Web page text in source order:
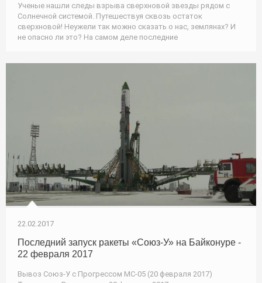
Ученые нашли следы взрыва сверхновой звезды рядом с
Солнечной системой. Путешествуя сквозь остаток
сверхновой! Неужели так можно сказать о нас, землянах? И
не опасно ли это? На самом деле последние
22.02.2017
Последний запуск ракеты «Союз-У» на Байконуре -
22 февраля 2017
Вывоз Союз-У с Прогрессом МС-05 (20 февраля 2017)